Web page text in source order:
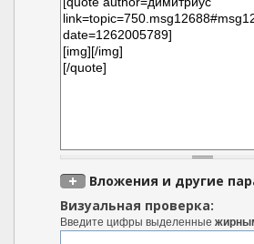
Вложения и другие
Визуальная проверка:
Введите цифры выделенные